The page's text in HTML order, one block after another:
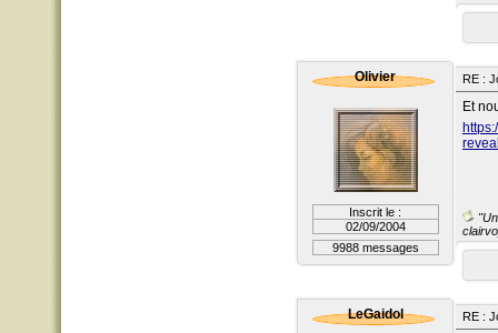
Olivier
Inscrit le :
02/09/2004
9988 messages
RE :
Et
LeGaidol RE :